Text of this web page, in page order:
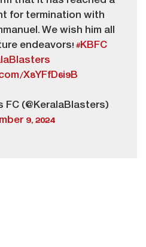
for termination with
We wish him all
endeavors! #KBFC
X8YFfD6i9B
(@KeralaBlasters)
9, 2024